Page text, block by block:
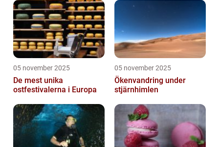
05 november 2025
De mest unika
ostfestivalerna i Europa
05 november 2025
Ökenvandring under
stjärnhimlen